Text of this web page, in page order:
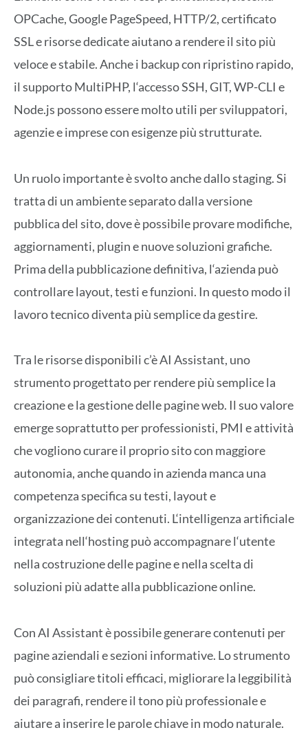
OPCache, GooglePageSpeed, HTTP/2, certificato
SSL e risorse dedicate aiutano a rendere il sito più
veloce e stabile. Anche i backup con ripristino rapido,
il supportoMultiPHP, l‘accesso SSH, GIT, WP-CLI e
Node.js possono essere molto utili per sviluppatori,
agenzie e imprese con esigenze più strutturate.
Un ruolo importante è svolto anche dallostaging. Si
tratta di un ambiente separatodalla versione
pubblica del sito, dove è possibile provare modifiche,
aggiornamenti, plugin e nuove soluzioni grafiche.
Prima della pubblicazione definitiva, l‘azienda può
controllare layout, testi e funzioni. In questo modo il
lavoro tecnico diventa più semplice da gestire.
Tra le risorse disponibilic’èAI Assistant, uno
strumentoprogettatoper rendere più semplice la
creazione e la gestione delle pagine web. Il suo valore
emerge soprattutto per professionisti, PMI e attività
che vogliono curare il proprio sito con maggiore
autonomia, anche quando in azienda manca una
competenza specifica su testi, layout e
organizzazione dei contenuti. L‘intelligenza artificiale
integrata nell‘hosting può accompagnare l‘utente
nella costruzione delle paginee nella scelta di
soluzioni più adatte alla pubblicazione online.
Con AI Assistant è possibilegenerarecontenuti per
pagine aziendaliesezioni informative. Lo strumento
puòconsigliaretitoli efficaci, migliorare la leggibilità
dei paragrafi, rendere il tono più professionale e
aiutare a inserire le parole chiave in modo naturale.